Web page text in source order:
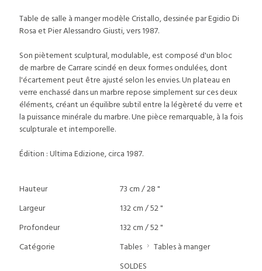
Table de salle à manger modèle Cristallo, dessinée par Egidio Di
Rosa et Pier Alessandro Giusti, vers 1987.
Son piètement sculptural, modulable, est composé d'un bloc
de marbre de Carrare scindé en deux formes ondulées, dont
l'écartement peut être ajusté selon les envies. Un plateau en
verre enchassé dans un marbre repose simplement sur ces deux
éléments, créant un équilibre subtil entre la légèreté du verre et
la puissance minérale du marbre. Une pièce remarquable, à la fois
sculpturale et intemporelle.
Édition : Ultima Edizione, circa 1987.
Hauteur
73 cm / 28 "
Largeur
132 cm / 52 "
Profondeur
132 cm / 52 "
Catégorie
Tables
Tables à manger
SOLDES